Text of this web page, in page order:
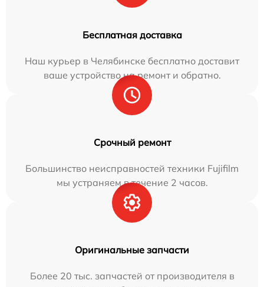
Бесплатная доставка
Наш курьер в Челябинске бесплатно доставит
ваше устройство на ремонт и обратно.
Срочный ремонт
Большинство неисправностей техники Fujifilm
мы устраняем в течение 2 часов.
Оригинальные запчасти
Более 20 тыс. запчастей от производителя в